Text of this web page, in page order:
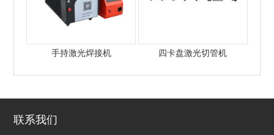
手持激光焊接机 四卡盘激光切管机
联系我们